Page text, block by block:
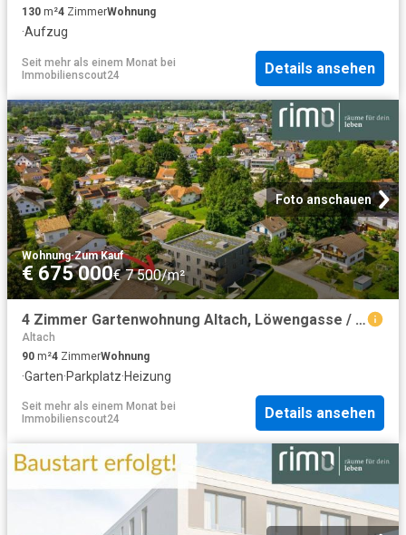
130 m²4 ZimmerWohnung
·Aufzug
Seit mehr als einem Monat bei
Immobilienscout24
Details ansehen
Foto anschauen
Wohnung·Zum Kauf
€ 675 000€ 7 500/m²
4 Zimmer Gartenwohnung Altach, Löwengasse / Top 1
Altach
90 m²4 ZimmerWohnung
·Garten·Parkplatz·Heizung
Seit mehr als einem Monat bei
Immobilienscout24
Details ansehen